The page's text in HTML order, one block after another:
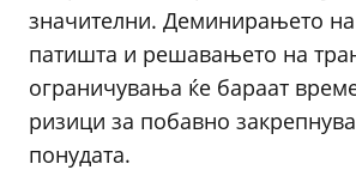
значителни. Деминирањето
патишта и решавањето на
ограничувања ќе бараат
ризици за побавно
понудата.